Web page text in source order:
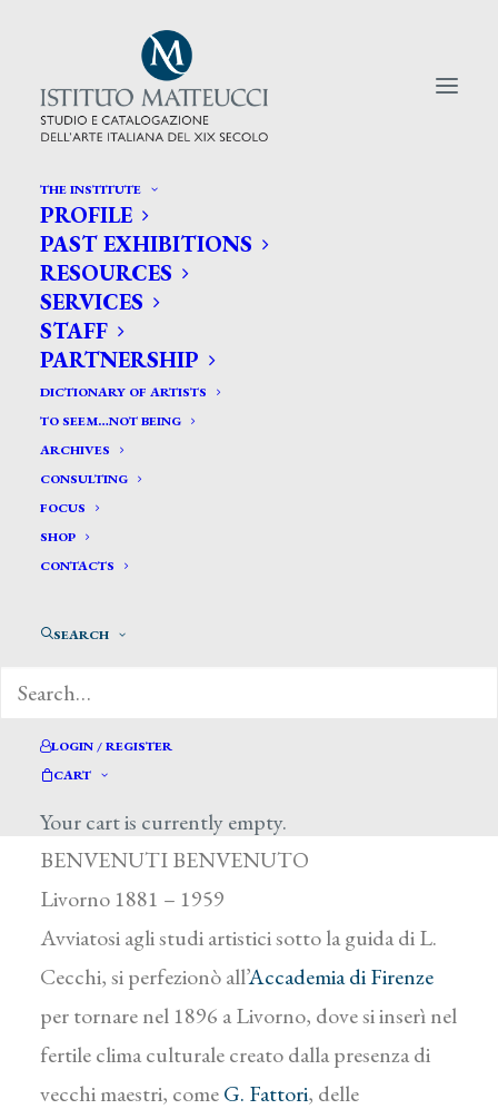
THE INSTITUTE
PROFILE
PAST EXHIBITIONS
RESOURCES
SERVICES
STAFF
PARTNERSHIP
DICTIONARY OF ARTISTS
TO SEEM…NOT BEING
ARCHIVES
CONSULTING
FOCUS
SHOP
CONTACTS
SEARCH
LOGIN / REGISTER
CART
Your cart is currently empty.
CERCA TRA GLI ARTISTI:
Search
for:
Benvenuti Benvenuto *
BENVENUTI BENVENUTO
Livorno 1881 – 1959
Avviatosi agli studi artistici sotto la guida di L.
Cecchi, si perfezionò all’Accademia di Firenze
per tornare nel 1896 a Livorno, dove si inserì nel
fertile clima culturale creato dalla presenza di
vecchi maestri, comeG. Fattori, delle